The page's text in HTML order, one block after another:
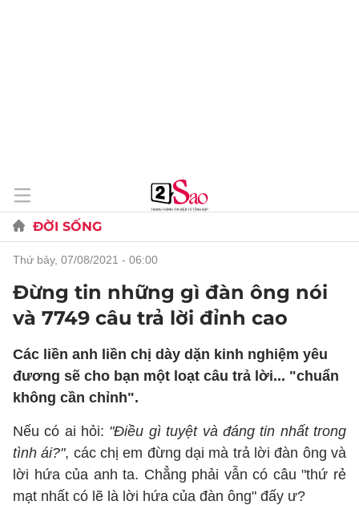
ĐỜI SỐNG
thứ bảy, 07/08/2021 - 06:00
Đừng tin những gì đàn ông nói
và 7749 câu trả lời đỉnh cao
Các liền anh liền chị dày dặn kinh nghiệm yêu
đương sẽ cho bạn một loạt câu trả lời... "chuẩn
không cần chỉnh".
Nếu có ai hỏi: "Điều gì tuyệt và đáng tin nhất trong
tình ái?", các chị em đừng dại mà trả lời đàn ông và
lời hứa của anh ta. Chẳng phải vẫn có câu "thứ rẻ
mạt nhất có lẽ là lời hứa của đàn ông" đấy ư?